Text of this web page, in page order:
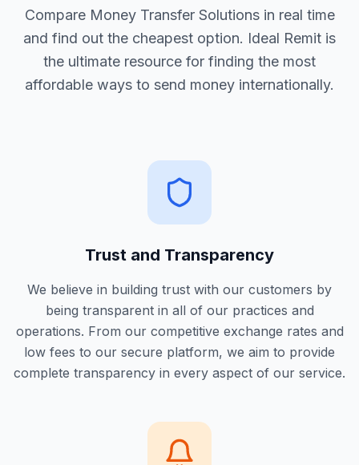
Compare Money Transfer Solutions in real time
and find out the cheapest option. Ideal Remit is
the ultimate resource for finding the most
affordable ways to send money internationally.
Trust and Transparency
We believe in building trust with our customers by
being transparent in all of our practices and
operations. From our competitive exchange rates and
low fees to our secure platform, we aim to provide
complete transparency in every aspect of our service.